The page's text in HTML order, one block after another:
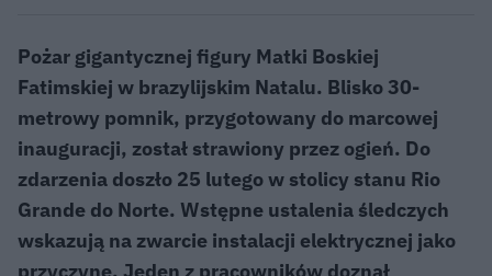
Pożar gigantycznej figury Matki Boskiej
Fatimskiej w brazylijskim Natalu. Blisko 30-
metrowy pomnik, przygotowany do marcowej
inauguracji, został strawiony przez ogień. Do
zdarzenia doszło 25 lutego w stolicy stanu Rio
Grande do Norte. Wstępne ustalenia śledczych
wskazują na zwarcie instalacji elektrycznej jako